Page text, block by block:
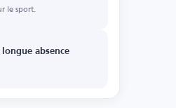
le sport.
absence